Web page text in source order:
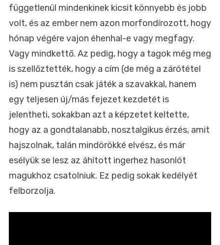
függetlenül mindenkinek kicsit könnyebb és jobb
volt, és az ember nem azon morfondírozott, hogy
hónap végére vajon éhenhal-e vagy megfagy.
Vagy mindkettő. Az pedig, hogy a tagok még meg
is szellőztették, hogy a cím (de még a zárótétel
is) nem pusztán csak játék a szavakkal, hanem
egy teljesen új/más fejezet kezdetét is
jelentheti, sokakban azt a képzetet keltette,
hogy az a gondtalanabb, nosztalgikus érzés, amit
hajszolnak, talán mindörökké elvész, és már
esélyük se lesz az áhított ingerhez hasonlót
magukhoz csatolniuk. Ez pedig sokak kedélyét
felborzolja.